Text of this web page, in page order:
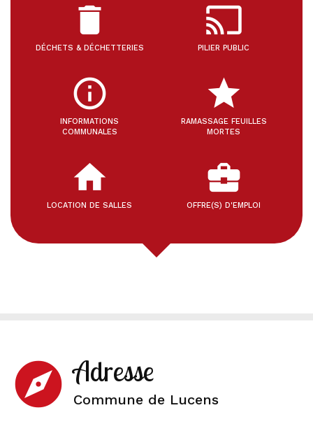
delete
DÉCHETS & DÉCHETTERIES
cast
PILIER PUBLIC
info_outline
INFORMATIONS
COMMUNALES
star
RAMASSAGE FEUILLES
MORTES
home
LOCATION DE SALLES
business_center
OFFRE(S) D'EMPLOI
explore Adresse
Commune de Lucens